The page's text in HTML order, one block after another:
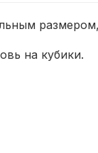
на кубики.